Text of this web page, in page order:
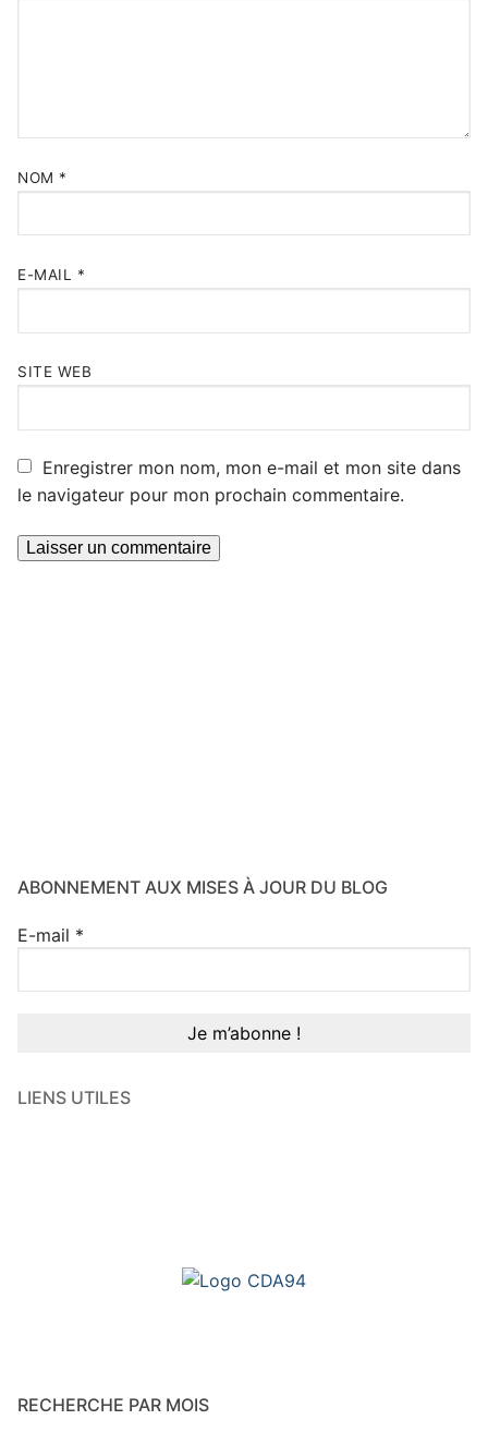
NOM *
E-MAIL *
SITE WEB
Enregistrer mon nom, mon e-mail et mon site dans
le navigateur pour mon prochain commentaire.
ABONNEMENT AUX MISES À JOUR DU BLOG
E-mail *
LIENS UTILES
RECHERCHE PAR MOIS